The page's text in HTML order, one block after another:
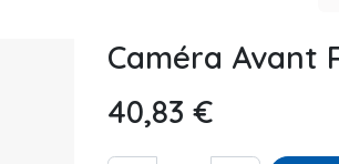
Caméra Avant
40,83 €